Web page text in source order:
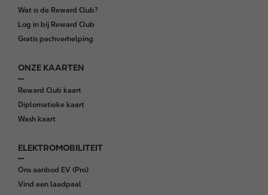
Wat is de Reward Club?
Log in bij Reward Club
Gratis pechverhelping
ONZE KAARTEN
Reward Club kaart
Diplomatieke kaart
Wash kaart
ELEKTROMOBILITEIT
Ons aanbod EV (Pro)
Vind een laadpaal